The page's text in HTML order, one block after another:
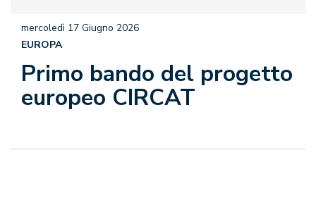
Primo bando del progetto
europeo CIRCAT
mercoledì 17 Giugno 2026
EUROPA